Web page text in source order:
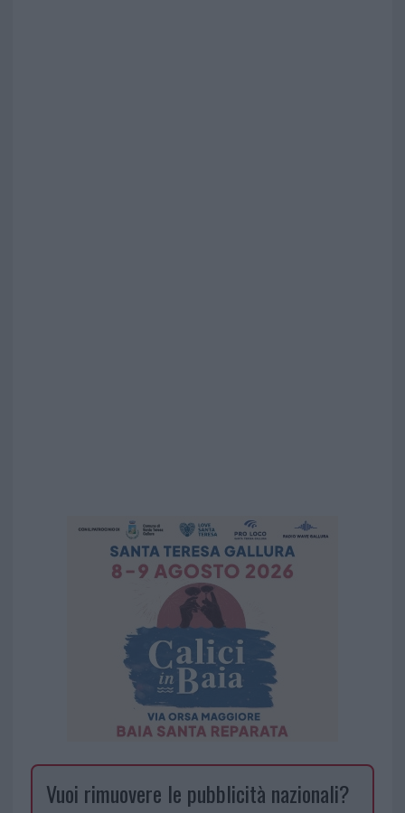
Vuoi rimuovere le pubblicità nazionali?